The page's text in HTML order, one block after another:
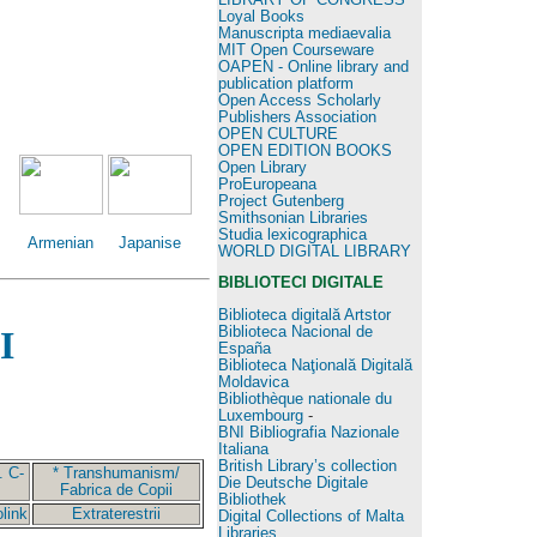
Armenian Japanise
C-
* Transhumanism/
Fabrica de Copii
Extraterestrii
Loyal Books
Manuscripta mediaevalia
MIT Open Courseware
OAPEN - Online library and
publication platform
Open Access Scholarly
Publishers Association
OPEN CULTURE
OPEN EDITION BOOKS
Open Library
ProEuropeana
Project Gutenberg
Smithsonian Libraries
Studia lexicographica
WORLD DIGITAL LIBRARY
BIBLIOTECI DIGITALE
Biblioteca digitală Artstor
Biblioteca Nacional de
España
Biblioteca Naţională Digitală
Moldavica
Bibliothèque nationale du
Luxembourg-
BNI Bibliografia Nazionale
Italiana
British Library’s collection
Die Deutsche Digitale
Bibliothek
Digital Collections of Malta
Libraries